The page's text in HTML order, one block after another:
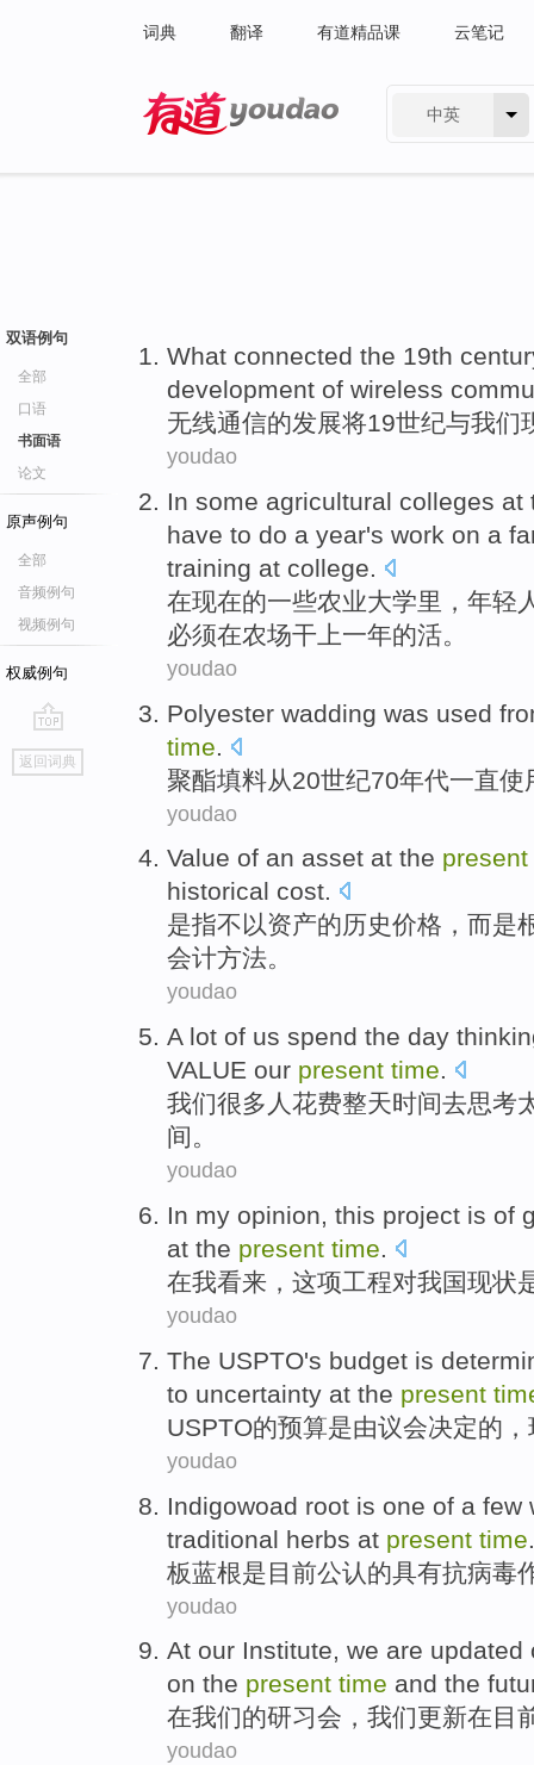
词典 翻译 有道精品课 云笔记
中英
双语例句
全部
口语
书面语
论文
原声例句
全部
音频例句
视频例句
权威例句
go
top
返回词典
What connected the 19th
development of wireless
无线通信的发展将19世纪与我们
youdao
In some agricultural colleges at
have to do a year's work on a
training at college.
在现在的一些农业大学里， 年轻
必须在农场干 上一年的活。
youdao
Polyester wadding was used
time
聚酯填料从20世纪70年代一直使
youdao
Value of an asset at the present
historical cost.
是指不以资产的历史价格 ，而是
会计方法。
youdao
A lot of us spend the day
VALUE our present time.
我们很多 人 花费整天时间去思考
间。
youdao
In my opinion, this project is of
at the present time.
在我看来 ， 这项工程对我国现状
youdao
The USPTO's budget is
to uncertainty at the present
USPTO的预算是由议会决定的，
youdao
Indigowoad root is one of a few
traditional herbs at present time
板蓝根是目前公认 的具有抗病毒
youdao
At our Institute, we are updated
on the present time and the
在我们的研习会 ， 我们更新在目
youdao